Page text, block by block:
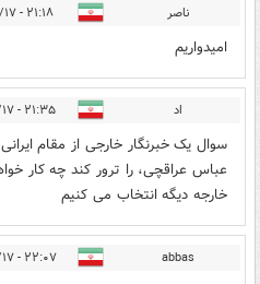
ناصر ۲۱:۱۸ - ۱۴۰۵/۰۳/۱۷
امیدواریم
اد ۲۱:۳۵ - ۱۴۰۵/۰۳/۱۷
سوال یک خبرنگار خارجی از مقام
عباس عراقچی، را ترور کند چه کار
خارجه دیگه انتخاب می کنیم
abbas ۲۲:۰۷ - ۱۴۰۵/۰۳/۱۷